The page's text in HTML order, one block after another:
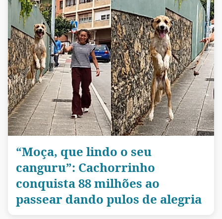
“Moça, que lindo o seu
canguru”: Cachorrinho
conquista 88 milhões ao
passear dando pulos de alegria